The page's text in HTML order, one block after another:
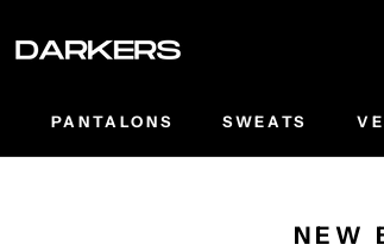
PANTALONS SWEATS
NEW